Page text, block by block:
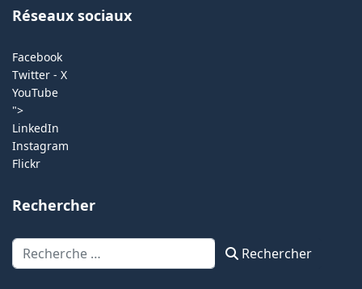
Réseaux sociaux
Facebook
Twitter - X
YouTube
">
LinkedIn
Instagram
Flickr
Rechercher
Rechercher Rechercher